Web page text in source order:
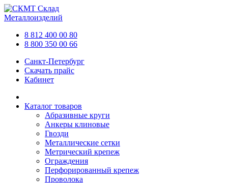
Склад
Металлоизделий
8 812 400 00 80
8 800 350 00 66
Санкт-Петербург
Скачать прайс
Кабинет
Каталог товаров
Абразивные круги
Анкеры клиновые
Гвозди
Металлические сетки
Метрический крепеж
Ограждения
Перфорированный крепеж
Проволока